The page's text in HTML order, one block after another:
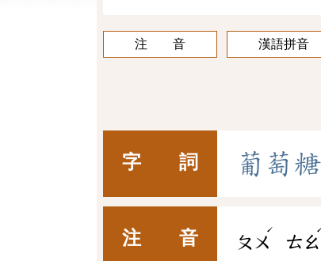
注 音 漢語拼音
字 詞 葡 萄 糖
注 音 ㄆㄨ
ˊ
ㄊㄠ